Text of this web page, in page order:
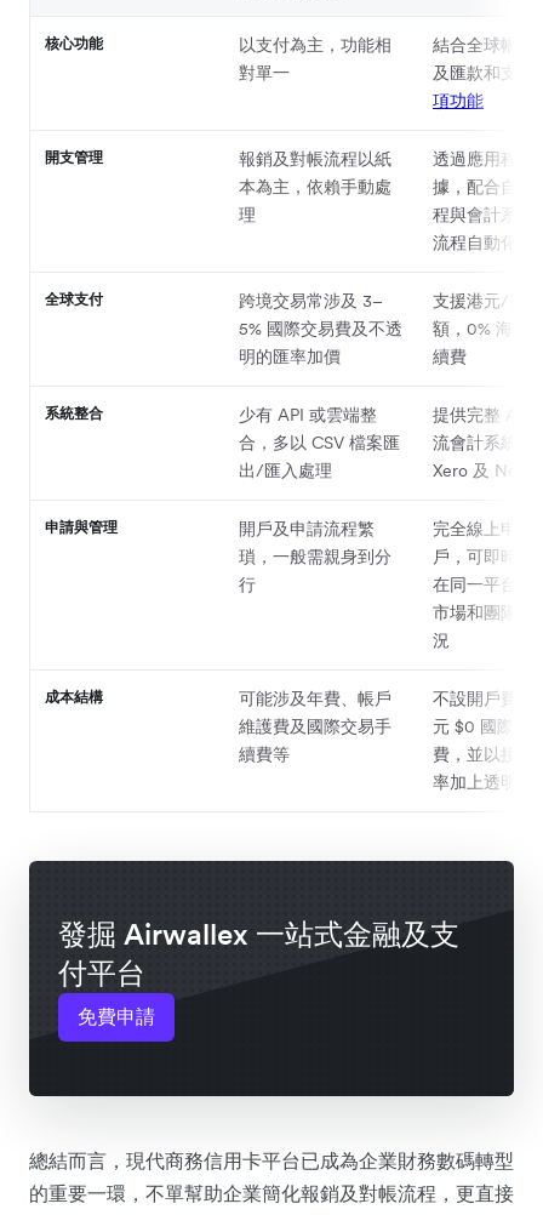
核心功能
以支付為主，功能相
對單一
結合全球帳戶
及匯款和支出
項功能
開支管理
報銷及對帳流程以紙
本為主，依賴手動處
理
透過應用程式
據，配合自訂
程與會計系統
流程自動化
全球支付
跨境交易常涉及 3–
5% 國際交易費及不透
明的匯率加價
支援港元/美
額，0% 海外
續費
系統整合
少有 API 或雲端整
合，多以 CSV 檔案匯
出/匯入處理
提供完整 API
流會計系統的
Xero 及
申請與管理
開戶及申請流程繁
瑣，一般需親身到分
行
完全線上申請
戶，可即時發
在同一平台管
市場和團隊的
況
成本結構
可能涉及年費、帳戶
維護費及國際交易手
續費等
不設開戶費，
元 $0 國際交
費，並以接近
率加上透明差
發掘 Airwallex 一站式金融及支
付平台
免費申請
總結而言，現代商務信用卡平台已成為企業財務數碼轉型
的重要一環，不單幫助企業簡化報銷及對帳流程，更直接